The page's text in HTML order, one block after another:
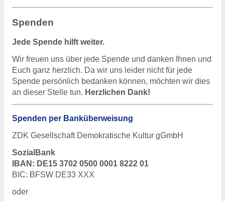
Spenden
Jede Spende hilft weiter.
Wir freuen uns über jede Spende und danken Ihnen und
Euch ganz herzlich. Da wir uns leider nicht für jede
Spende persönlich bedanken können, möchten wir dies
an dieser Stelle tun. Herzlichen Dank!
Spenden per Banküberweisung
ZDK Gesellschaft Demokratische Kultur gGmbH
SozialBank
IBAN : DE15 3702 0500 0001 8222 01
BIC: BFSW DE33 XXX
oder